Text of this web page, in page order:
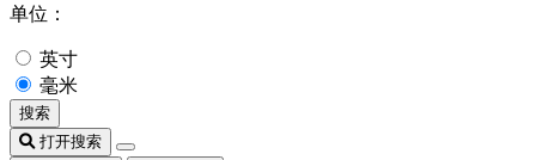
单位：
英寸
毫米
搜索
打开搜索